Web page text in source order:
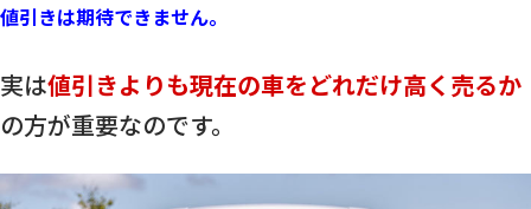
値引きは期待できません。
実は値引きよりも現在の車をどれだけ高く売るか
の方が重要なのです。